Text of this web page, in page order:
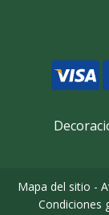
Mapa del sitio -
Condiciones